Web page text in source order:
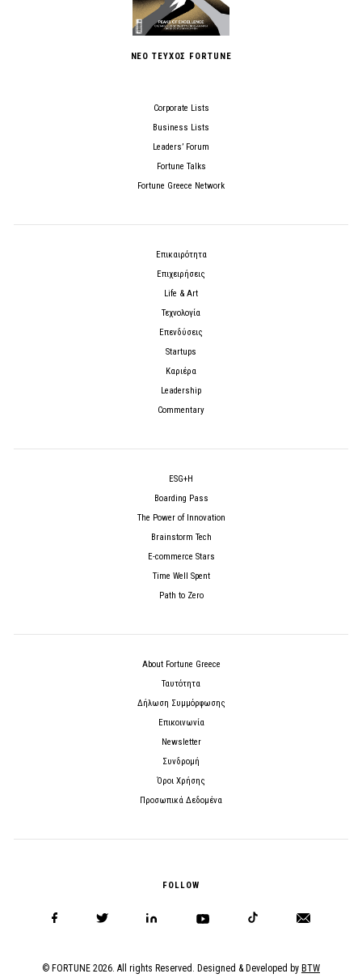
ΝΕΟ ΤΕΥΧΟΣ FORTUNE
Corporate Lists
Business Lists
Leaders’ Forum
Fortune Talks
Fortune Greece Network
Επικαιρότητα
Επιχειρήσεις
Life & Art
Τεχνολογία
Επενδύσεις
Startups
Καριέρα
Leadership
Commentary
ESG+H
Boarding Pass
The Power of Innovation
Brainstorm Tech
E-commerce Stars
Time Well Spent
Path to Zero
About Fortune Greece
Ταυτότητα
Δήλωση Συμμόρφωσης
Επικοινωνία
Newsletter
Συνδρομή
Όροι Χρήσης
Προσωπικά Δεδομένα
FOLLOW
© FORTUNE 2026. All rights Reserved. Designed & Developed by BTW